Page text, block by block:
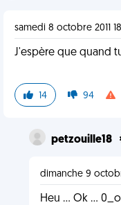
samedi 8 octobre 2011
J'espère que quand
14 94
petzouille18
dimanche 9
Heu ... Ok ... 0_o